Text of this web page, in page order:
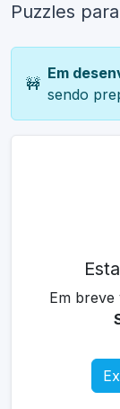
Puzzles
🚧
Em
sendo
Em